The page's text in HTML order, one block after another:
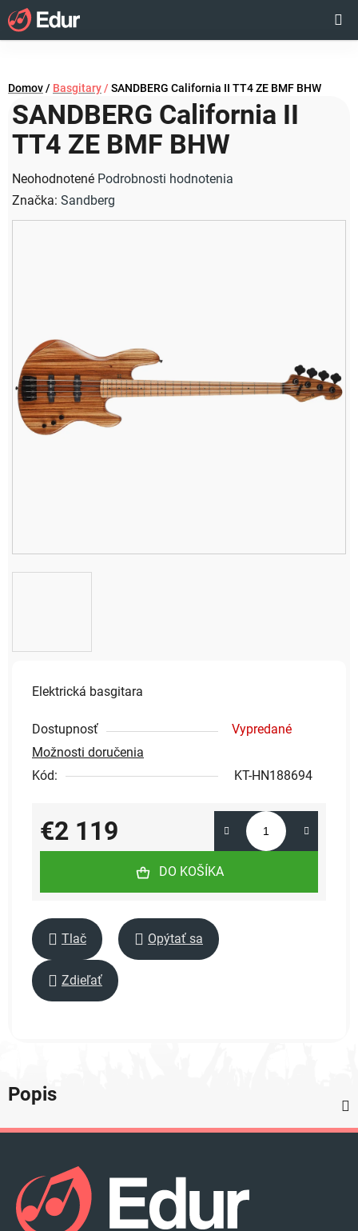
Prejsť
na
obsah
KOŠÍK
Domov/ Basgitary / SANDBERG California II TT4 ZE BMF BHW
Elektrická basgitara
Dostupnosť
Vypredané
Možnosti doručenia
Kód:
KT-HN188694
€2 119
Jednotková cena:
DO KOŠÍKA
Tlač Opýtať sa
Zdieľať
SANDBERG California II
TT4 ZE BMF BHW
Priemerné
hodnotenie
produktu
Neohodnotené Podrobnosti hodnotenia
Značka: Sandberg
Popis